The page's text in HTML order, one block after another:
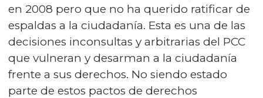
en 2008 pero que no ha querido ratificar de
espaldas a la ciudadanía. Esta es una de las
decisiones inconsultas y arbitrarias del PCC
que vulneran y desarman a la ciudadanía
frente a sus derechos. No siendo estado
parte de estos pactos de derechos